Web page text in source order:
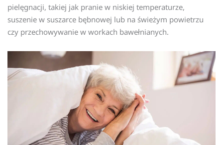
pielęgnacji, takiej jak pranie w niskiej temperaturze,
suszenie w suszarce bębnowej lub na świeżym powietrzu
czy przechowywanie w workach bawełnianych.